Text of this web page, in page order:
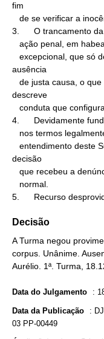
fim
3.      O trancamento da
ausência
descreve
4.      Devidamente
decisão
5.      Recurso
Decisão
A Turma negou
corpus. Unânime.
Aurélio. 1ª. Turma,
Data do Julgamento :
Data da Publicação :
03 PP-00449